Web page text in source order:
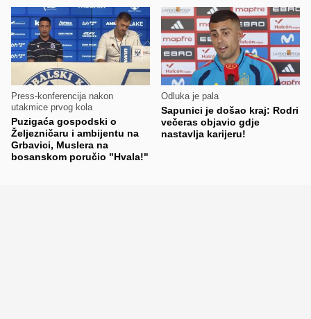
Press-konferencija nakon
utakmice prvog kola
Puzigaća gospodski o
Željezničaru i ambijentu na
Grbavici, Muslera na
bosanskom poručio "Hvala!"
Odluka je pala
Sapunici je došao kraj: Rodri
večeras objavio gdje
nastavlja karijeru!